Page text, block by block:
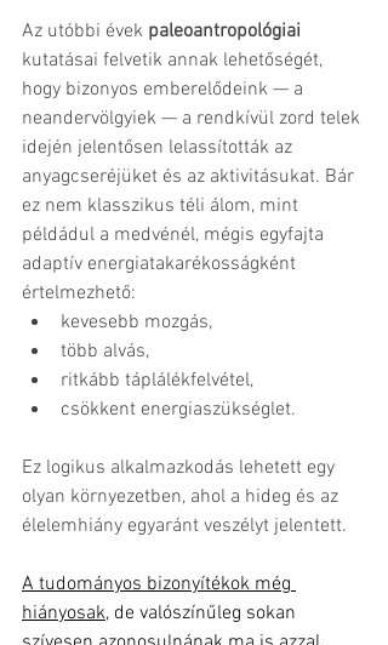
Az utóbbi évek paleoantropológiai
kutatásai felvetik annak lehetőségét,
hogy bizonyos emberelődeink — a
neandervölgyiek — a rendkívül zord telek
idején jelentősen lelassították az
anyagcseréjüket és az aktivitásukat. Bár
ez nem klasszikus téli álom, mint
példádul a medvénél, mégis egyfajta
adaptív energiatakarékosságként
értelmezhető:
kevesebb mozgás,
több alvás,
ritkább táplálékfelvétel,
csökkent energiaszükséglet.
Ez logikus alkalmazkodás lehetett egy
olyan környezetben, ahol a hideg és az
élelemhiány egyaránt veszélyt jelentett.
A tudományos bizonyítékok még
hiányosak, de valószínűleg sokan